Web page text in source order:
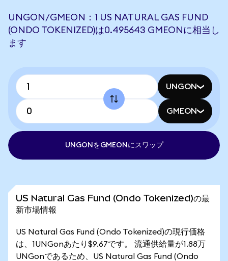
UNGON/GMEON：1 US NATURAL GAS FUND
(ONDO TOKENIZED)は0.495643 GMEONに相当し
ます
UNGON
GMEON
UNGONをGMEONにスワップ
US Natural Gas Fund (Ondo Tokenized)の最
新市場情報
US Natural Gas Fund (Ondo Tokenized)の現行価格
は、1UNGonあたり$9.67です。 流通供給量が1.88万
UNGonであるため、US Natural Gas Fund (Ondo